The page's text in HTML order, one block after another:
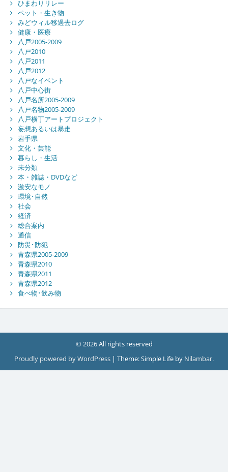
ひまわりリレー
ペット・生き物
みどウィル移過去ログ
健康・医療
八戸2005-2009
八戸2010
八戸2011
八戸2012
八戸なイベント
八戸中心街
八戸名所2005-2009
八戸名物2005-2009
八戸横丁アートプロジェクト
妄想あるいは暴走
岩手県
文化・芸能
暮らし・生活
未分類
本・雑誌・DVDなど
激安なモノ
環境･自然
社会
経済
総合案内
通信
防災･防犯
青森県2005-2009
青森県2010
青森県2011
青森県2012
食べ物･飲み物
© 2026 All rights reserved
Proudly powered by WordPress | Theme: Simple Life by Nilambar.